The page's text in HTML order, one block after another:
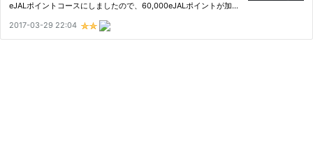
eJALポイントコースにしましたので、60,000eJALポイントが加算
NAと比べてしまうと非常に残念な感じです。というのもANAはこ
のeJA…
2017-03-29 22:04